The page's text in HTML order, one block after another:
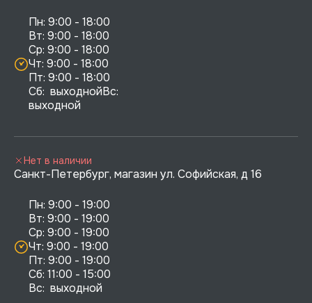
Пн: 9:00 - 18:00
Вт: 9:00 - 18:00
Ср: 9:00 - 18:00
Чт: 9:00 - 18:00
Пт: 9:00 - 18:00
Сб:  выходнойВс:
выходной
Санкт-Петербург, магазин ул. Софийская, д 16
Пн: 9:00 - 19:00
Вт: 9:00 - 19:00
Ср: 9:00 - 19:00
Чт: 9:00 - 19:00
Пт: 9:00 - 19:00
Сб: 11:00 - 15:00
Вс:  выходной
Нет в наличии